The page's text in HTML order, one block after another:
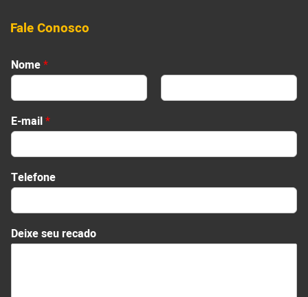
Fale Conosco
Nome*
E-mail*
Telefone
s
e
Deixe seu recado